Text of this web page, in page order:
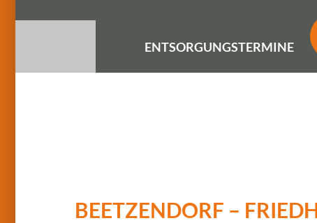
ENTSORGUNGSTERMINE
BEETZENDORF –